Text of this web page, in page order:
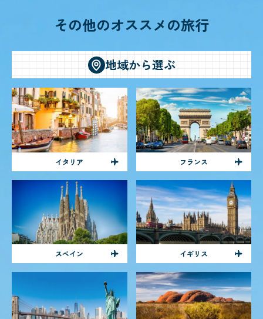
その他のオススメの旅行
地域から選ぶ
イタリア フランス
スペイン イギリス